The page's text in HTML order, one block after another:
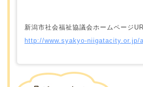
新潟市社会福祉協議会ホームページ
http://www.syakyo-niigatacity.or.jp/